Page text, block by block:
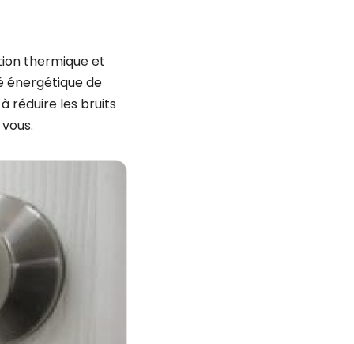
thermique et
énergétique de
réduire les bruits